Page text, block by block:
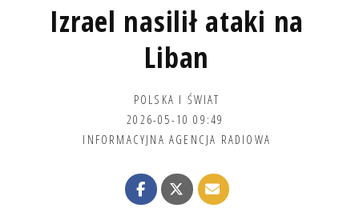
Izrael nasilił ataki na
Liban
POLSKA I ŚWIAT
2026-05-10 09:49
INFORMACYJNA AGENCJA RADIOWA